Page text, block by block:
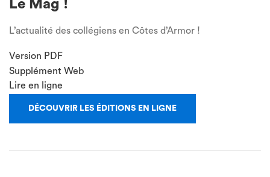
Le Mag !
L’actualité des collégiens en Côtes d’Armor !
Version PDF
Supplément Web
Lire en ligne
DÉCOUVRIR LES ÉDITIONS EN LIGNE